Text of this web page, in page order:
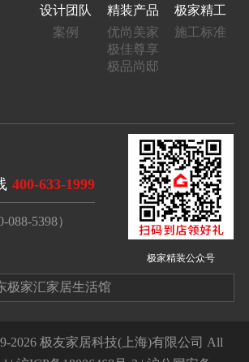
设计团队
案例
精装产品
优尚美家
极佳尊享
极品尚邸
极家精工
施工标准
400-633-1999
5398）
极家精装公众号
极家汇家居生活馆
2026 极友家居科技(上海)有限公司 All